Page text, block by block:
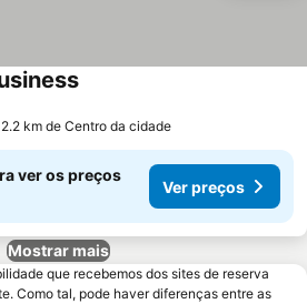
km de Centro da cidade
ver os preços
Ver preços
Mostrar mais
que recebemos dos sites de reserva
Como tal, pode haver diferenças entre as